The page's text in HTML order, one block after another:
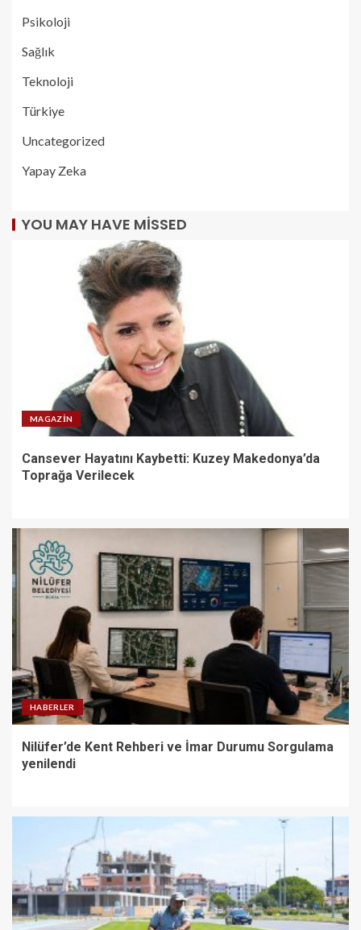
Psikoloji
Sağlık
Teknoloji
Türkiye
Uncategorized
Yapay Zeka
YOU MAY HAVE MISSED
MAGAZIN
Cansever Hayatını Kaybetti: Kuzey Makedonya’da
Toprağa Verilecek
HABERLER
Nilüfer’de Kent Rehberi ve İmar Durumu Sorgulama
yenilendi